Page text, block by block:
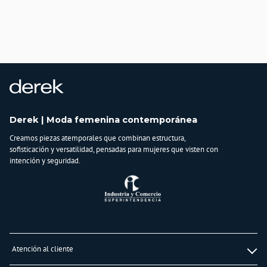
Cuidado y Lavado
Lavar en máquina, no usar blanqueadores,lavar y secar con colores similares y
planchar a temperatura tibia
83% Rayon viscosa
Derek | Moda femenina contemporánea
Creamos piezas atemporales que combinan estructura,
sofisticación y versatilidad, pensadas para mujeres que visten con
intención y seguridad.
Atención al cliente